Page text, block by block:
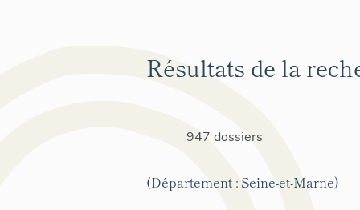
Résultats de la
947 dossiers
(Département : Seine-et-Marne)